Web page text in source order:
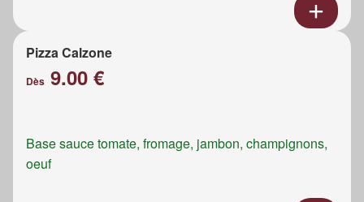
Pizza Calzone
Dès 9.00 €
Base sauce tomate, fromage, jambon, champignons,
oeuf